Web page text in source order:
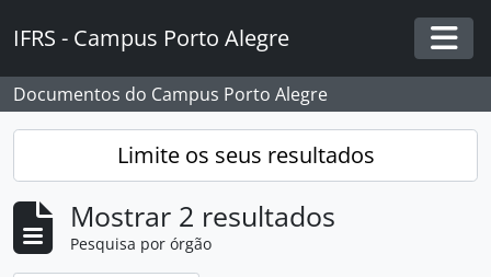
IFRS - Campus Porto Alegre
Documentos do Campus Porto Alegre
Limite os seus resultados
Mostrar 2 resultados
Pesquisa por órgão